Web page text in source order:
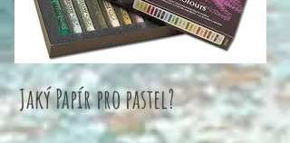
Jaký Papír pro pastel?